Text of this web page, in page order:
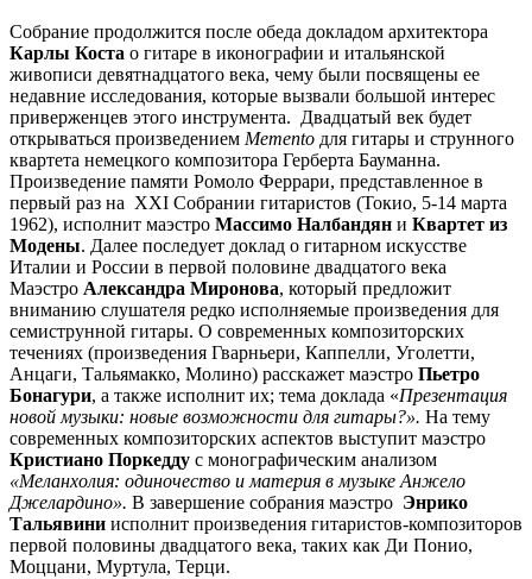
Собрание продолжится после обеда докладом архитектора
Карлы Коста о гитаре в иконографии и итальянской
живописи девятнадцатого века, чему были посвящены ее
недавние исследования, которые вызвали большой интерес
приверженцев этого инструмента. Двадцатый век будет
открываться произведением Memento для гитары и струнного
квартета немецкого композитора Герберта Бауманна.
Произведение памяти Ромоло Феррари, представленное в
первый раз на XXI Собрании гитаристов (Токио, 5-14 марта
1962), исполнит маэстро Массимо Налбандян и Квартет из
Модены. Далее последует доклад о гитарном искусстве
Италии и России в первой половине двадцатого века
Маэстро Александра Миронова, который предложит
вниманию слушателя редко исполняемые произведения для
семиструнной гитары. О современных композиторских
течениях (произведения Гварньери, Каппелли, Уголетти,
Анцаги, Тальямакко, Молино) расскажет маэстро Пьетро
Бонагури, а также исполнит их; тема доклада «Презентация
новой музыки: новые возможности для гитары?». На тему
современных композиторских аспектов выступит маэстро
Кристиано Поркедду с монографическим анализом
«Меланхолия: одиночество и материя в музыке Анжело
Джелардино». В завершение собрания маэстро Энрико
Тальявини исполнит произведения гитаристов-композиторов
первой половины двадцатого века, таких как Ди Понио,
Моццани, Муртула, Терци.